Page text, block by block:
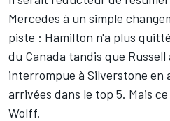
Mercedes à un simple
piste : Hamilton n'a plus
du Canada tandis que Russell
interrompue à Silverstone en
arrivées dans le top 5. Mais
Wolff.